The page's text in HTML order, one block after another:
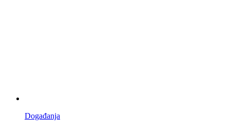
Događanja